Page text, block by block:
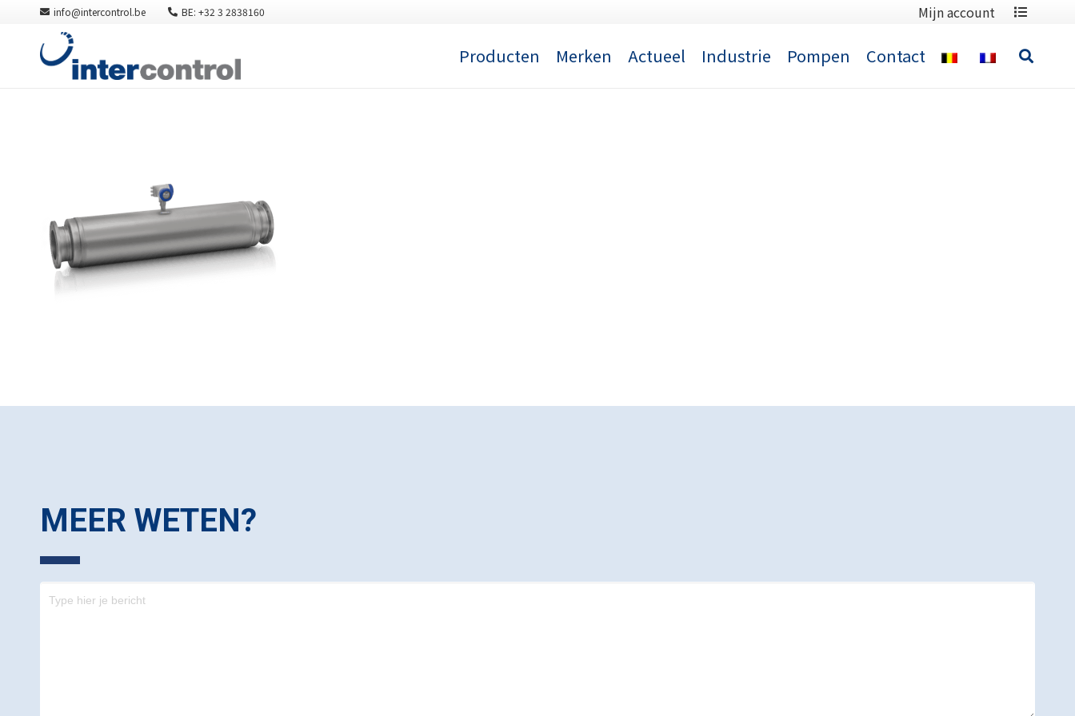
info@intercontrol.be BE: +32 3 2838160 Mijn account
Producten Merken Actueel Industrie Pompen Contact
MEER WETEN?
Contact